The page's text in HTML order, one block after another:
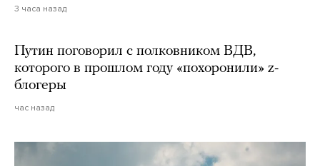
3 часа назад
Путин поговорил с полковником ВДВ,
которого в прошлом году «похоронили» z-
блогеры
час назад